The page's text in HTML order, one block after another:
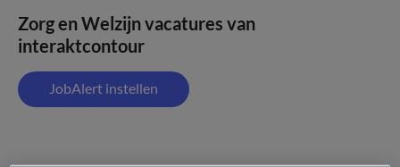
Zorg en Welzijn vacatures van
interaktcontour
JobAlert instellen